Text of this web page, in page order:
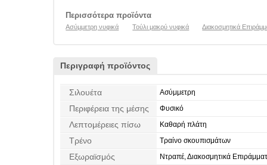
Περισσότερα προϊόντα
Ασύμμετρη νυφικά Τούλι μακρύ νυφικά Διακοσμητικά
Περιγραφή προϊόντος
Σιλουέτα Ασύμμετρη
Περιφέρεια της μέσης Φυσικό
Λεπτομέρειες πίσω Καθαρή πλάτη
Τρένο Τραίνο σκουπισμάτων
Εξωραϊσμός Ντραπέ, Διακοσμητικά